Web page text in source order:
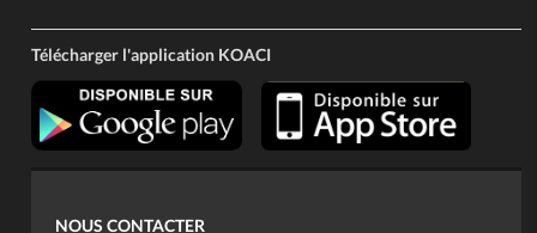
Télécharger l'application KOACI
NOUS CONTACTER